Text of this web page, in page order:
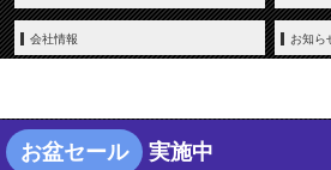
会社情報 お知ら
お盆セール 実施中